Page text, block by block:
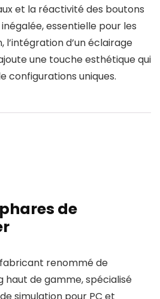
et la réactivité des boutons
essentielle pour les
l’intégration d’un éclairage
une touche esthétique qui
configurations uniques.
de
renommé de
haut de gamme, spécialisé